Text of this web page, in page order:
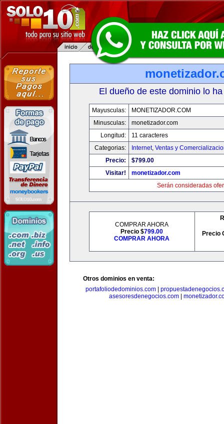
El dueño de este dominio lo
Mayusculas:
MONETIZADOR.COM
Minusculas:
monetizador.com
Longitud:
11 caracteres
Categorias:
Internet, Ventas y
Precio:
$799.00
Visitar!
monetizador.com
Serán consideradas
COMPRAR AHORA
Precio $799.00
COMPRAR AHORA
Precio
Otros dominios en venta:
portafoliodedominios.com|
asesoresdenegocios.com